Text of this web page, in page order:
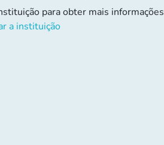
para obter mais informações
a instituição